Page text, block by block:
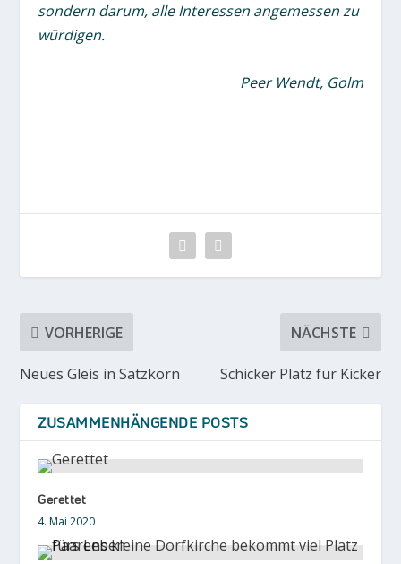
sondern darum, alle Interessen angemessen zu
würdigen.
Peer Wendt, Golm
VORHERIGE
Neues Gleis in Satzkorn
NÄCHSTE
Schicker Platz für Kicker
ZUSAMMENHÄNGENDE POSTS
Gerettet
4. Mai 2020